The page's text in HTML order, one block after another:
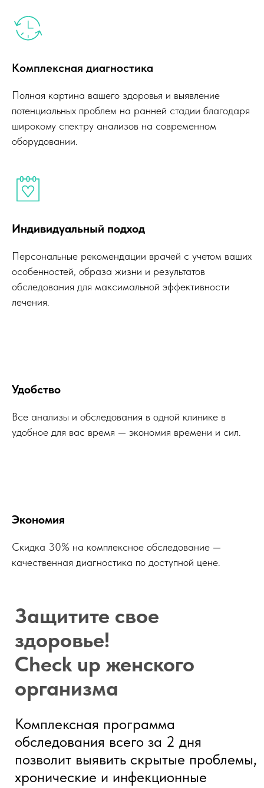
Комплексная диагностика
Полная картина вашего здоровья и выявление
потенциальных проблем на ранней стадии благодаря
широкому спектру анализов на современном
оборудовании.
Индивидуальный подход
Персональные рекомендации врачей с учетом ваших
особенностей, образа жизни и результатов
обследования для максимальной эффективности
лечения.
Удобство
Все анализы и обследования в одной клинике в
удобное для вас время — экономия времени и сил.
Экономия
Скидка 30% на комплексное обследование —
качественная диагностика по доступной цене.
здоровье!
Check up женского
организма
ранней стадии. В программу входят
лабораторные исследования,
диагностика и консультации
специалистов.